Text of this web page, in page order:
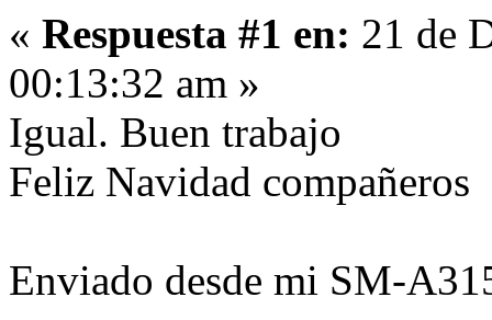
« Respuesta #1 en: 21 de
00:13:32 am »
Igual. Buen trabajo
Feliz Navidad compañeros
Enviado desde mi SM-